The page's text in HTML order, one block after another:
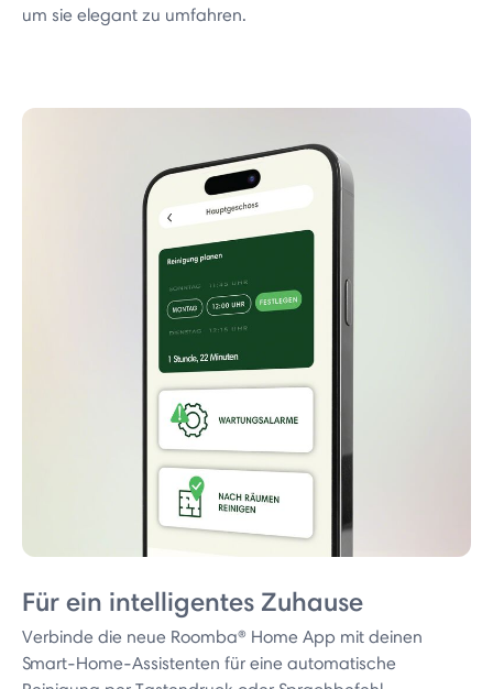
um sie elegant zu umfahren.
Für ein intelligentes Zuhause
Verbinde die neue Roomba® Home App mit deinen
Smart-Home-Assistenten für eine automatische